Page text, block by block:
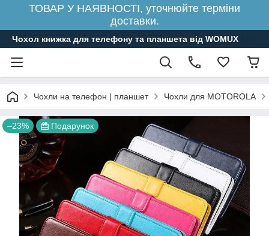
ТОВАР У НАЯВНОСТІ, уточнюйте терміни
доставки.
Чохол книжка для телефону та планшета від WOMUX
Чохли на телефон | планшет Чохли для MOTOROLA
–23% Подарунок